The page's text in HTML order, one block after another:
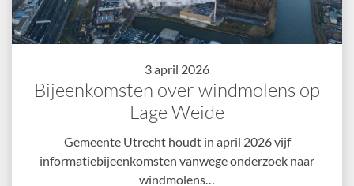
3 april 2026
Bijeenkomsten over windmolens op
Lage Weide
Gemeente Utrecht houdt in april 2026 vijf
informatiebijeenkomsten vanwege onderzoek naar
windmolens…